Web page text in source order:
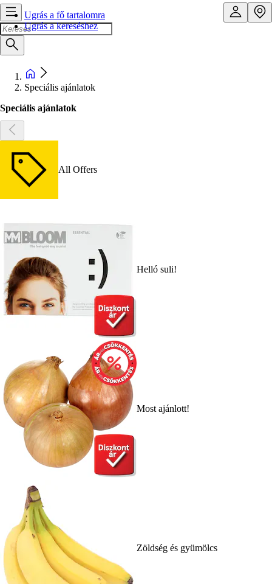
Ugrás a fő tartalomra
Ugrás a kereséshez
Speciális ajánlatok
Speciális ajánlatok
All Offers
Helló suli!
Most ajánlott!
Zöldség és gyümölcs